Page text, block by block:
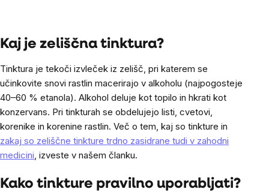
controls
Kaj je zeliščna tinktura?
Tinktura je tekoči izvleček iz zelišč, pri katerem se
učinkovite snovi rastlin macerirajo v alkoholu (najpogosteje
40–60 % etanola). Alkohol deluje kot topilo in hkrati kot
konzervans. Pri tinkturah se obdelujejo listi, cvetovi,
korenike in korenine rastlin. Več o tem, kaj so tinkture in
zakaj so zeliščne tinkture trdno zasidrane tudi v zahodni
medicini , izveste v našem članku.
Kako tinkture pravilno uporabljati?